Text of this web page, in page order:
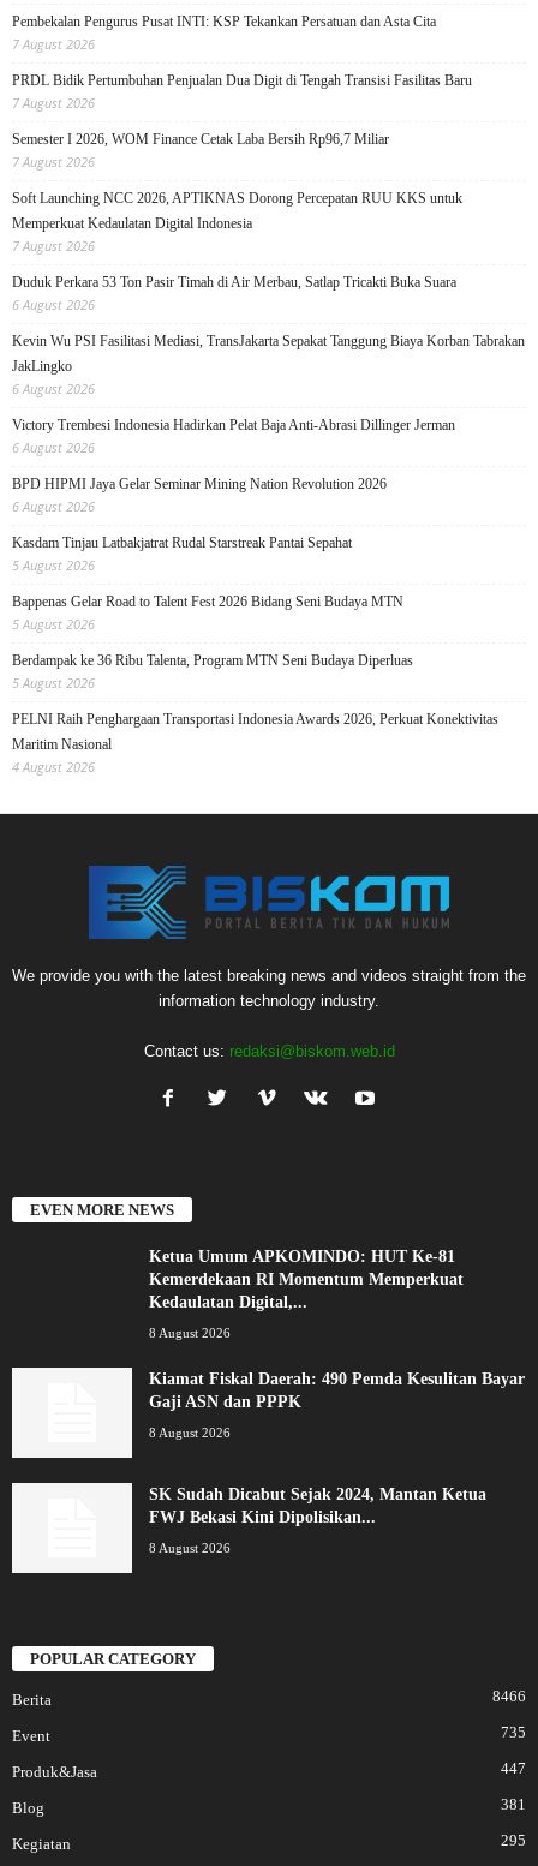
Pembekalan Pengurus Pusat INTI: KSP Tekankan Persatuan dan Asta Cita
7 August 2026
PRDL Bidik Pertumbuhan Penjualan Dua Digit di Tengah Transisi Fasilitas Baru
7 August 2026
Semester I 2026, WOM Finance Cetak Laba Bersih Rp96,7 Miliar
7 August 2026
Soft Launching NCC 2026, APTIKNAS Dorong Percepatan RUU KKS untuk
Memperkuat Kedaulatan Digital Indonesia
7 August 2026
Duduk Perkara 53 Ton Pasir Timah di Air Merbau, Satlap Tricakti Buka Suara
6 August 2026
Kevin Wu PSI Fasilitasi Mediasi, TransJakarta Sepakat Tanggung Biaya Korban Tabrakan
JakLingko
6 August 2026
Victory Trembesi Indonesia Hadirkan Pelat Baja Anti-Abrasi Dillinger Jerman
6 August 2026
BPD HIPMI Jaya Gelar Seminar Mining Nation Revolution 2026
6 August 2026
Kasdam Tinjau Latbakjatrat Rudal Starstreak Pantai Sepahat
5 August 2026
Bappenas Gelar Road to Talent Fest 2026 Bidang Seni Budaya MTN
5 August 2026
Berdampak ke 36 Ribu Talenta, Program MTN Seni Budaya Diperluas
5 August 2026
PELNI Raih Penghargaan Transportasi Indonesia Awards 2026, Perkuat Konektivitas
Maritim Nasional
4 August 2026
We provide you with the latest breaking news and videos straight from the
information technology industry.
Contact us: redaksi@biskom.web.id
EVEN MORE NEWS
Ketua Umum APKOMINDO: HUT Ke-81
Kemerdekaan RI Momentum Memperkuat
Kedaulatan Digital,...
8 August 2026
Kiamat Fiskal Daerah: 490 Pemda Kesulitan Bayar
Gaji ASN dan PPPK
8 August 2026
SK Sudah Dicabut Sejak 2024, Mantan Ketua
FWJ Bekasi Kini Dipolisikan...
8 August 2026
POPULAR CATEGORY
Berita 8466
Event 735
Produk&Jasa 447
Blog 381
Kegiatan 295